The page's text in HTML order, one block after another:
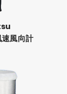
風向計